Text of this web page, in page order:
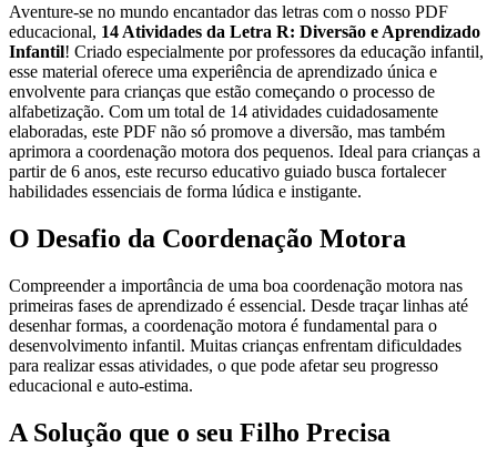
R$ 30,00.R$ 15,00.
Aventure-se no mundo encantador das letras com o nosso PDF
educacional, 14 Atividades da Letra R: Diversão e Aprendizado
Infantil! Criado especialmente por professores da educação infantil,
esse material oferece uma experiência de aprendizado única e
envolvente para crianças que estão começando o processo de
alfabetização. Com um total de 14 atividades cuidadosamente
elaboradas, este PDF não só promove a diversão, mas também
aprimora a coordenação motora dos pequenos. Ideal para crianças a
partir de 6 anos, este recurso educativo guiado busca fortalecer
habilidades essenciais de forma lúdica e instigante.
O Desafio da Coordenação Motora
Compreender a importância de uma boa coordenação motora nas
primeiras fases de aprendizado é essencial. Desde traçar linhas até
desenhar formas, a coordenação motora é fundamental para o
desenvolvimento infantil. Muitas crianças enfrentam dificuldades
para realizar essas atividades, o que pode afetar seu progresso
educacional e auto-estima.
A Solução que o seu Filho Precisa